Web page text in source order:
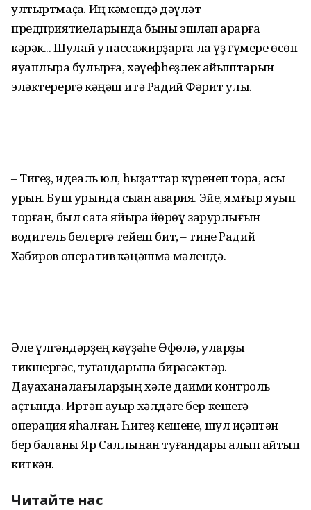
ултыртмаҫҡа. Иң кәмендә дәүләт
предприятиеларында быны эшләп ҡарарға
кәрәк... Шулай уҡ пассажирҙарға ла үҙ ғүмере өсөн
яуаплыраҡ булырға, хәүефһеҙлек ҡайыштарын
эләктерергә кәңәш итә Радий Фәрит улы.
– Тигеҙ, идеаль юл, һыҙаттар күренеп тора, асыҡ
урын. Буш урында сыҡҡан авария. Эйе, ямғыр яуып
торған, был саҡта яйыраҡ йөрөү зарурлығын
водитель белергә тейеш бит, – тине Радий
Хәбиров оператив кәңәшмә мәлендә.
Әле үлгәндәрҙең кәүҙәһе Өфөлә, уларҙы
тикшергәс, туғандарына бирәсәктәр.
Дауаханалағыларҙың хәле даими контроль
аҫтында. Иртән ауыр хәлдәге бер кешегә
операция яһалған. Һигеҙ кешене, шул иҫәптән
бер баланы Яр Саллынан туғандары алып ҡайтып
киткән.
Читайте нас